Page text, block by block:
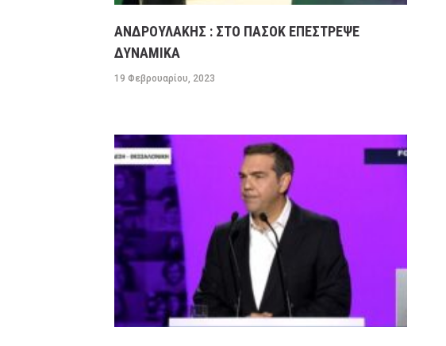
ΑΝΔΡΟΥΛΑΚΗΣ : ΣΤΟ ΠΑΣΟΚ ΕΠΕΣΤΡΕΨΕ
ΔΥΝΑΜΙΚΑ
19 Φεβρουαρίου, 2023